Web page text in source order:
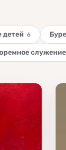
детей 6
служение